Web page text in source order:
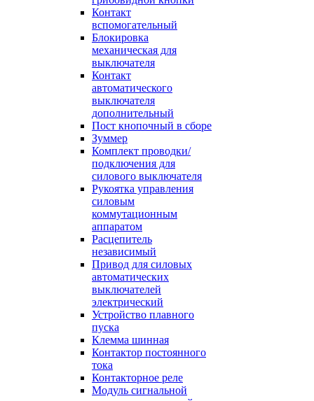
Контакт
вспомогательный
Блокировка
механическая для
выключателя
Контакт
автоматического
выключателя
дополнительный
Пост кнопочный в сборе
Зуммер
Комплект проводки/
подключения для
силового выключателя
Рукоятка управления
силовым
коммутационным
аппаратом
Расцепитель
независимый
Привод для силовых
автоматических
выключателей
электрический
Устройство плавного
пуска
Клемма шинная
Контактор постоянного
тока
Контакторное реле
Модуль сигнальной